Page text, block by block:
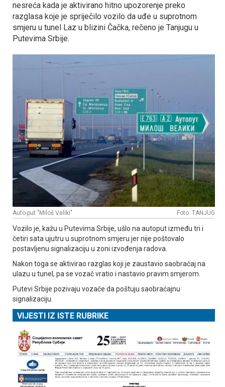
nesreća kada je aktivirano hitno upozorenje preko
razglasa koje je spriječilo vozilo da uđe u suprotnom
smjeru u tunel Laz u blizini Čačka, rečeno je Tanjugu u
Putevima Srbije.
Auto-put "Miloš Veliki" Foto: TANЈUG
Vozilo je, kažu u Putevima Srbije, ušlo na autoput između tri i
četiri sata ujutru u suprotnom smjeru jer nije poštovalo
postavljenu signalizaciju u zoni izvođenja radova.
Nakon toga se aktivirao razglas koji je zaustavio saobraćaj na
ulazu u tunel, pa se vozač vratio i nastavio pravim smjerom.
Putevi Srbije pozivaju vozače da poštuju saobraćajnu
signalizaciju.
VIJESTI IZ ISTE RUBRIKE